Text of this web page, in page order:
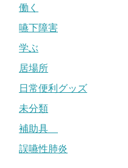
働く
嚥下障害
学ぶ
居場所
日常便利グッズ
未分類
補助具
誤嚥性肺炎